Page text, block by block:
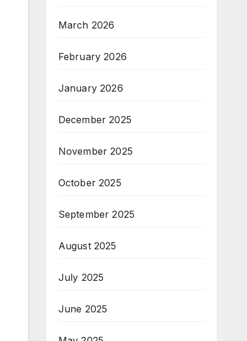
March 2026
February 2026
January 2026
December 2025
November 2025
October 2025
September 2025
August 2025
July 2025
June 2025